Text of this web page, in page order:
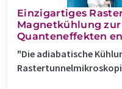
Einzigartiges
Magnetkühlung
Quanteneffekten
"Die adiabatische